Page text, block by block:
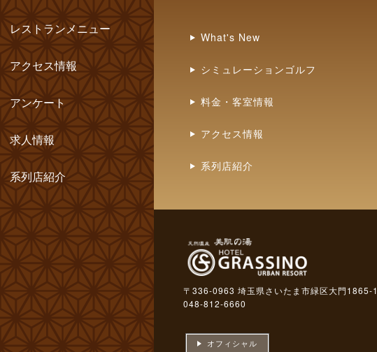
レストランメニュー
アクセス情報
アンケート
求人情報
系列店紹介
What's New
シミュレーションゴルフ
料金・客室情報
アクセス情報
系列店紹介
〒336-0963 埼玉県さいたま市緑区大門1865-1
048-812-6660
オフィシャル